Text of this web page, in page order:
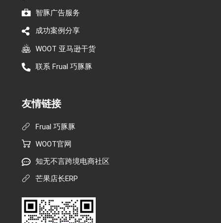
智豚广告服务
成功案例分享
WOOT 亚马逊干货
联系 Frual 巧豚豚
友情链接
Frual 巧豚豚
WOOT官网
知无不言跨境电商社区
芒果店长ERP